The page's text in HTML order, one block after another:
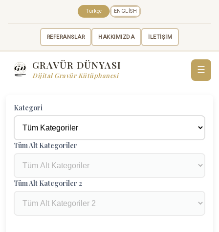
REFERANSLAR HAKKIMIZDA İLETİŞİM
Türkçe ENGLISH
GRAVÜR DÜNYASI
Dijital Gravür Kütüphanesi
☰
Kategori
Tüm Alt Kategoriler
Tüm Alt Kategoriler 2